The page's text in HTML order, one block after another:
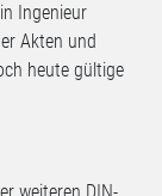
Ingenieur
Akten und
heute gültige